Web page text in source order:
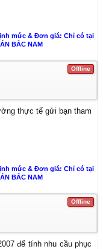
mức & Đơn giá: Chỉ có tại
BẮC NAM
Offline
thực tế gửi bạn tham
mức & Đơn giá: Chỉ có tại
BẮC NAM
Offline
để tính nhu cầu phục